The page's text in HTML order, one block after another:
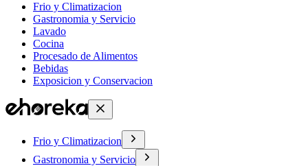
Frio y Climatizacion
Gastronomia y Servicio
Lavado
Cocina
Procesado de Alimentos
Bebidas
Exposicion y Conservacion
Frio y Climatizacion
Gastronomia y Servicio